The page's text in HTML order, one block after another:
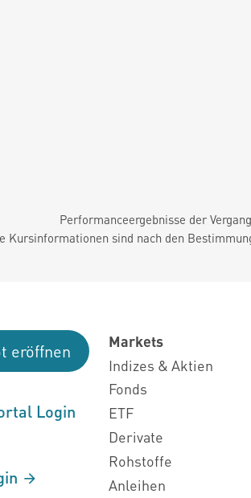
Performanceergebnisse der
Kursinformationen sind nach den
eröffnen
Login
Markets
Indizes & Aktien
Fonds
ETF
Derivate
Rohstoffe
Anleihen